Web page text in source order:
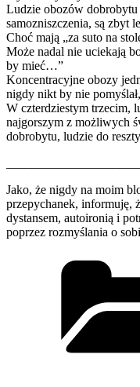
Ludzie obozów
samozniszczenia, są zbyt
Choć mają „za suto na
Może nadal nie uciekają
by mieć…”
Koncentracyjne obozy
nigdy nikt by nie
W czterdziestym trzecim,
najgorszym z możliwych
dobrobytu, ludzie do
Jako, że nigdy na moim
przepychanek, informuję,
dystansem, autoironią i
poprzez rozmyślania o